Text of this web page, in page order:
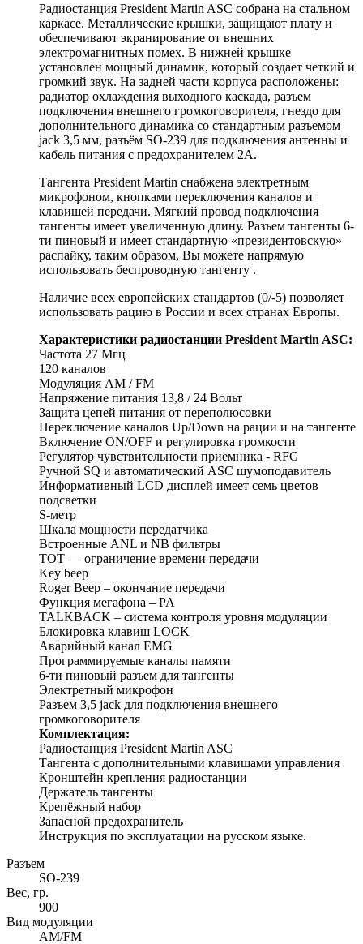
Радиостанция President Martin ASC собрана на стальном
каркасе. Металлические крышки, защищают плату и
обеспечивают экранирование от внешних
электромагнитных помех. В нижней крышке
установлен мощный динамик, который создает четкий и
громкий звук. На задней части корпуса расположены:
радиатор охлаждения выходного каскада, разъем
подключения внешнего громкоговорителя, гнездо для
дополнительного динамика со стандартным разъемом
jack 3,5 мм, разъём SO-239 для подключения антенны и
кабель питания с предохранителем 2А.
Тангента President Martin снабжена электретным
микрофоном, кнопками переключения каналов и
клавишей передачи. Мягкий провод подключения
тангенты имеет увеличенную длину. Разъем тангенты 6-
ти пиновый и имеет стандартную «президентовскую»
распайку, таким образом, Вы можете напрямую
использовать беспроводную тангенту .
Наличие всех европейских стандартов (0/-5) позволяет
использовать рацию в России и всех странах Европы.
Характеристики радиостанции President Martin ASC:
Частота 27 Мгц
120 каналов
Модуляция AM / FM
Напряжение питания 13,8 / 24 Вольт
Защита цепей питания от переполюсовки
Переключение каналов Up/Down на рации и на тангенте
Включение ON/OFF и регулировка громкости
Регулятор чувствительности приемника - RFG
Ручной SQ и автоматический ASC шумоподавитель
Информативный LCD дисплей имеет семь цветов
подсветки
S-метр
Шкала мощности передатчика
Встроенные ANL и NB фильтры
TOT — ограничение времени передачи
Key beep
Roger Beep – окончание передачи
Функция мегафона – PA
TALKBACK – система контроля уровня модуляции
Блокировка клавиш LOCK
Аварийный канал EMG
Программируемые каналы памяти
6-ти пиновый разъем для тангенты
Электретный микрофон
Разъем 3,5 jack для подключения внешнего
громкоговорителя
Комплектация:
Радиостанция President Martin ASC
Тангента с дополнительными клавишами управления
Кронштейн крепления радиостанции
Держатель тангенты
Крепёжный набор
Запасной предохранитель
Инструкция по эксплуатации на русском языке.
Разъем
SO-239
Вес, гр.
900
Вид модуляции
AM/FM